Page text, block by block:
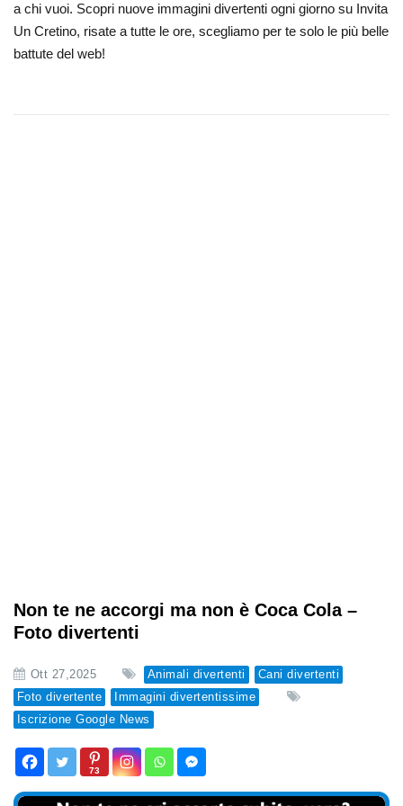
a chi vuoi. Scopri nuove immagini divertenti ogni giorno su Invita
Un Cretino, risate a tutte le ore, scegliamo per te solo le più belle
battute del web!
Non te ne accorgi ma non è Coca Cola –
Foto divertenti
Ott 27,2025 Animali divertenti
Cani divertenti
Foto divertente
Immagini divertentissime
Iscrizione Google News
73